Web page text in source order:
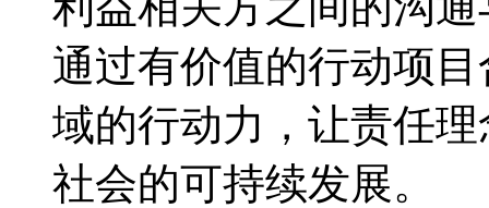
通过有价值的行动项
域的行动力，让责任
社会的可持续发展。